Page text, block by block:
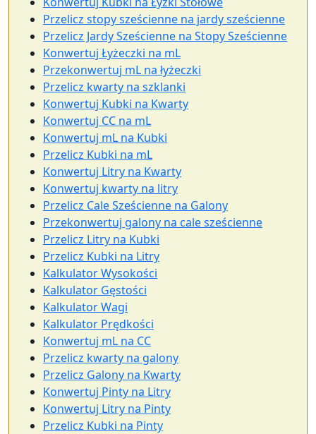
Przelicz stopy sześcienne na jardy sześcienne
Przelicz Jardy Sześcienne na Stopy Sześcienne
Konwertuj Łyżeczki na mL
Przekonwertuj mL na łyżeczki
Przelicz kwarty na szklanki
Konwertuj Kubki na Kwarty
Konwertuj CC na mL
Konwertuj mL na Kubki
Przelicz Kubki na mL
Konwertuj Litry na Kwarty
Konwertuj kwarty na litry
Przelicz Cale Sześcienne na Galony
Przekonwertuj galony na cale sześcienne
Przelicz Litry na Kubki
Przelicz Kubki na Litry
Kalkulator Wysokości
Kalkulator Gęstości
Kalkulator Wagi
Kalkulator Prędkości
Konwertuj mL na CC
Przelicz kwarty na galony
Przelicz Galony na Kwarty
Konwertuj Pinty na Litry
Konwertuj Litry na Pinty
Przelicz Kubki na Pinty